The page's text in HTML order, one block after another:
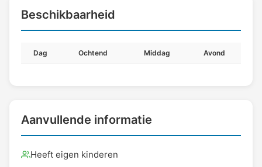
Beschikbaarheid
Dag Ochtend Middag Avond
Aanvullende informatie
Heeft eigen kinderen